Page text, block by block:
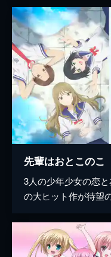
先輩はおとこのこ
3人の少年少女の恋
の大ヒット作が待望